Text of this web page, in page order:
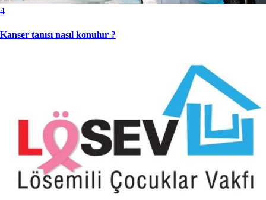
4
Kanser tanısı nasıl konulur ?